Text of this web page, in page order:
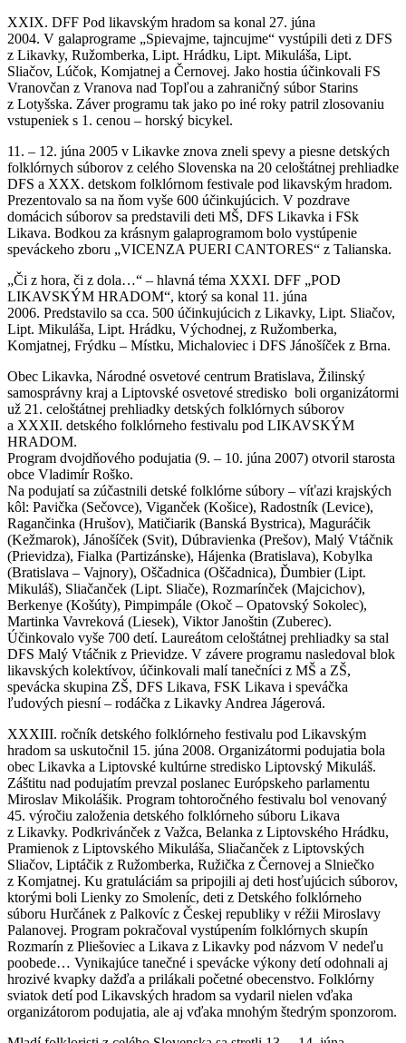
XXIX. DFF Pod likavským hradom sa konal 27. júna
2004. V galaprograme „Spievajme, tajncujme“ vystúpili deti z DFS
z Likavky, Ružomberka, Lipt. Hrádku, Lipt. Mikuláša, Lipt.
Sliačov, Lúčok, Komjatnej a Černovej. Jako hostia účinkovali FS
Vranovčan z Vranova nad Topľou a zahraničný súbor Starins
z Lotyšska. Záver programu tak jako po iné roky patril zlosovaniu
vstupeniek s 1. cenou – horský bicykel.
11. – 12. júna 2005 v Likavke znova zneli spevy a piesne detských
folklórnych súborov z celého Slovenska na 20 celoštátnej prehliadke
DFS a XXX. detskom folklórnom festivale pod likavským hradom.
Prezentovalo sa na ňom vyše 600 účinkujúcich. V pozdrave
domácich súborov sa predstavili deti MŠ, DFS Likavka i FSk
Likava. Bodkou za krásnym galaprogramom bolo vystúpenie
speváckeho zboru „VICENZA PUERI CANTORES“ z Talianska.
„Či z hora, či z dola…“ – hlavná téma XXXI. DFF „POD
LIKAVSKÝM HRADOM“, ktorý sa konal 11. júna
2006. Predstavilo sa cca. 500 účinkujúcich z Likavky, Lipt. Sliačov,
Lipt. Mikuláša, Lipt. Hrádku, Východnej, z Ružomberka,
Komjatnej, Frýdku – Místku, Michaloviec i DFS Jánošíček z Brna.
Obec Likavka, Národné osvetové centrum Bratislava, Žilinský
samosprávny kraj a Liptovské osvetové stredisko boli organizátormi
už 21. celoštátnej prehliadky detských folklórnych súborov
a XXXII. detského folklórneho festivalu pod LIKAVSKÝM
HRADOM.
Program dvojdňového podujatia (9. – 10. júna 2007) otvoril starosta
obce Vladimír Roško.
Na podujatí sa zúčastnili detské folklórne súbory – víťazi krajských
kôl: Pavička (Sečovce), Viganček (Košice), Radostník (Levice),
Ragančinka (Hrušov), Matičiarik (Banská Bystrica), Maguráčik
(Kežmarok), Jánošíček (Svit), Dúbravienka (Prešov), Malý Vtáčnik
(Prievidza), Fialka (Partizánske), Hájenka (Bratislava), Kobylka
(Bratislava – Vajnory), Oščadnica (Oščadnica), Ďumbier (Lipt.
Mikuláš), Sliačanček (Lipt. Sliače), Rozmarínček (Majcichov),
Berkenye (Košúty), Pimpimpále (Okoč – Opatovský Sokolec),
Martinka Vavreková (Liesek), Viktor Janoštin (Zuberec).
Účinkovalo vyše 700 detí. Laureátom celoštátnej prehliadky sa stal
DFS Malý Vtáčnik z Prievidze. V závere programu nasledoval blok
likavských kolektívov, účinkovali malí tanečníci z MŠ a ZŠ,
spevácka skupina ZŠ, DFS Likava, FSK Likava i speváčka
ľudových piesní – rodáčka z Likavky Andrea Jágerová.
XXXIII. ročník detského folklórneho festivalu pod Likavským
hradom sa uskutočnil 15. júna 2008. Organizátormi podujatia bola
obec Likavka a Liptovské kultúrne stredisko Liptovský Mikuláš.
Záštitu nad podujatím prevzal poslanec Európskeho parlamentu
Miroslav Mikolášik. Program tohtoročného festivalu bol venovaný
45. výročiu založenia detského folklórneho súboru Likava
z Likavky. Podkrivánček z Važca, Belanka z Liptovského Hrádku,
Pramienok z Liptovského Mikuláša, Sliačanček z Liptovských
Sliačov, Liptáčik z Ružomberka, Ružička z Černovej a Slniečko
z Komjatnej. Ku gratuláciám sa pripojili aj deti hosťujúcich súborov,
ktorými boli Lienky zo Smoleníc, deti z Detského folklórneho
súboru Hurčánek z Palkovíc z Českej republiky v réžii Miroslavy
Palanovej. Program pokračoval vystúpením folklórnych skupín
Rozmarín z Pliešoviec a Likava z Likavky pod názvom V nedeľu
poobede… Vynikajúce tanečné i spevácke výkony detí odohnali aj
hrozivé kvapky dažďa a prilákali početné obecenstvo. Folklórny
sviatok detí pod Likavských hradom sa vydaril nielen vďaka
organizátorom podujatia, ale aj vďaka mnohým štedrým sponzorom.